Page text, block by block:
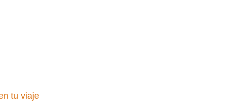
tu viaje